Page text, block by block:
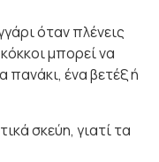
όταν πλένεις
μπορεί να
πανάκι, ένα βετέξ ή
σκεύη, γιατί τα